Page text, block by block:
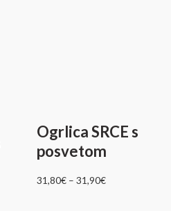
Ogrlica SRCE s
posvetom
31,80€ – 31,90€